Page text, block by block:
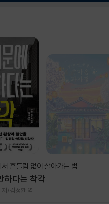
흔들림 없이 살아가는 법
하다는 착각
저/김정환 역